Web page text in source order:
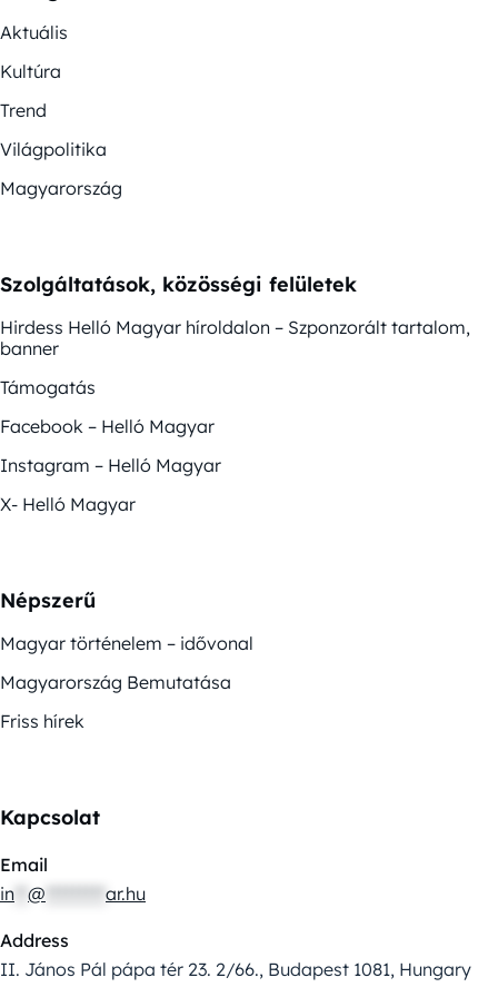
Aktuális
Kultúra
Trend
Világpolitika
Magyarország
Szolgáltatások, közösségi felületek
Hirdess Helló Magyar híroldalon – Szponzorált tartalom,
banner
Támogatás
Facebook – Helló Magyar
Instagram – Helló Magyar
X- Helló Magyar
Népszerű
Magyar történelem – idővonal
Magyarország Bemutatása
Friss hírek
Kapcsolat
Email
in @ ar.hu
Address
II. János Pál pápa tér 23. 2/66., Budapest 1081, Hungary